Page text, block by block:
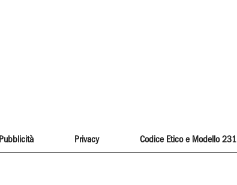
Pubblicità Privacy Codice Etico e Modello 231